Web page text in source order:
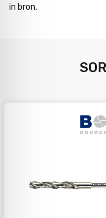
in bron.
Orodje za